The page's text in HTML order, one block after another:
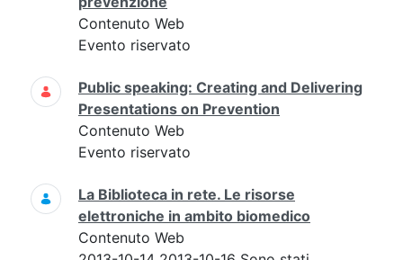
Contenuto Web
Evento riservato
Public speaking: Creating and Delivering
Presentations on Prevention
Contenuto Web
Evento riservato
La Biblioteca in rete. Le risorse
elettroniche in ambito biomedico
Contenuto Web